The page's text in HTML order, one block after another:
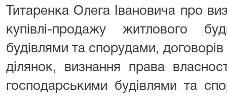
Титаренка Олега Івановича про
купівлі-продажу житлового
будівлями та спорудами,
ділянок, визнання права
господарськими будівлями та